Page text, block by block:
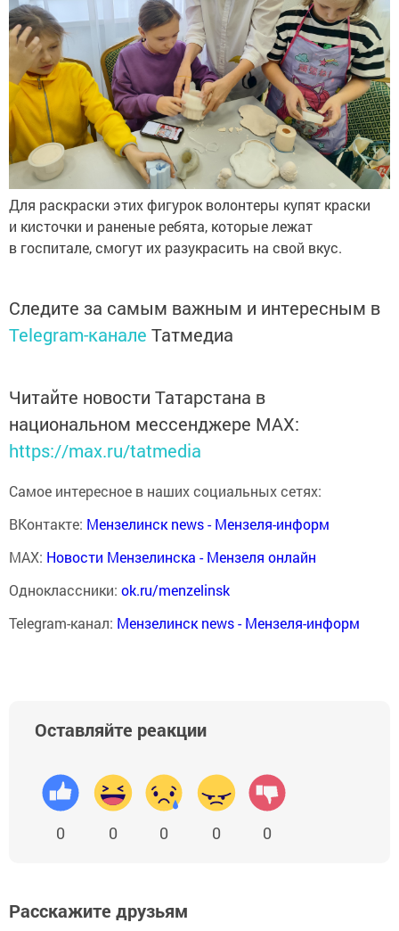
Для раскраски этих фигурок волонтеры купят краски
и кисточки и раненые ребята, которые лежат
в госпитале, смогут их разукрасить на свой вкус.
Следите за самым важным и интересным в
Telegram-канале Татмедиа
Читайте новости Татарстана в
национальном мессенджере MАХ:
https://max.ru/tatmedia
Самое интересное в наших социальных сетях:
ВКонтакте: Мензелинск news - Мензеля-информ
MAX: Новости Мензелинска - Мензеля онлайн
Одноклассники: ok.ru/menzelinsk
Telegram-канал: Мензелинск news - Мензеля-информ
Оставляйте реакции
0 0 0 0 0
Расскажите друзьям